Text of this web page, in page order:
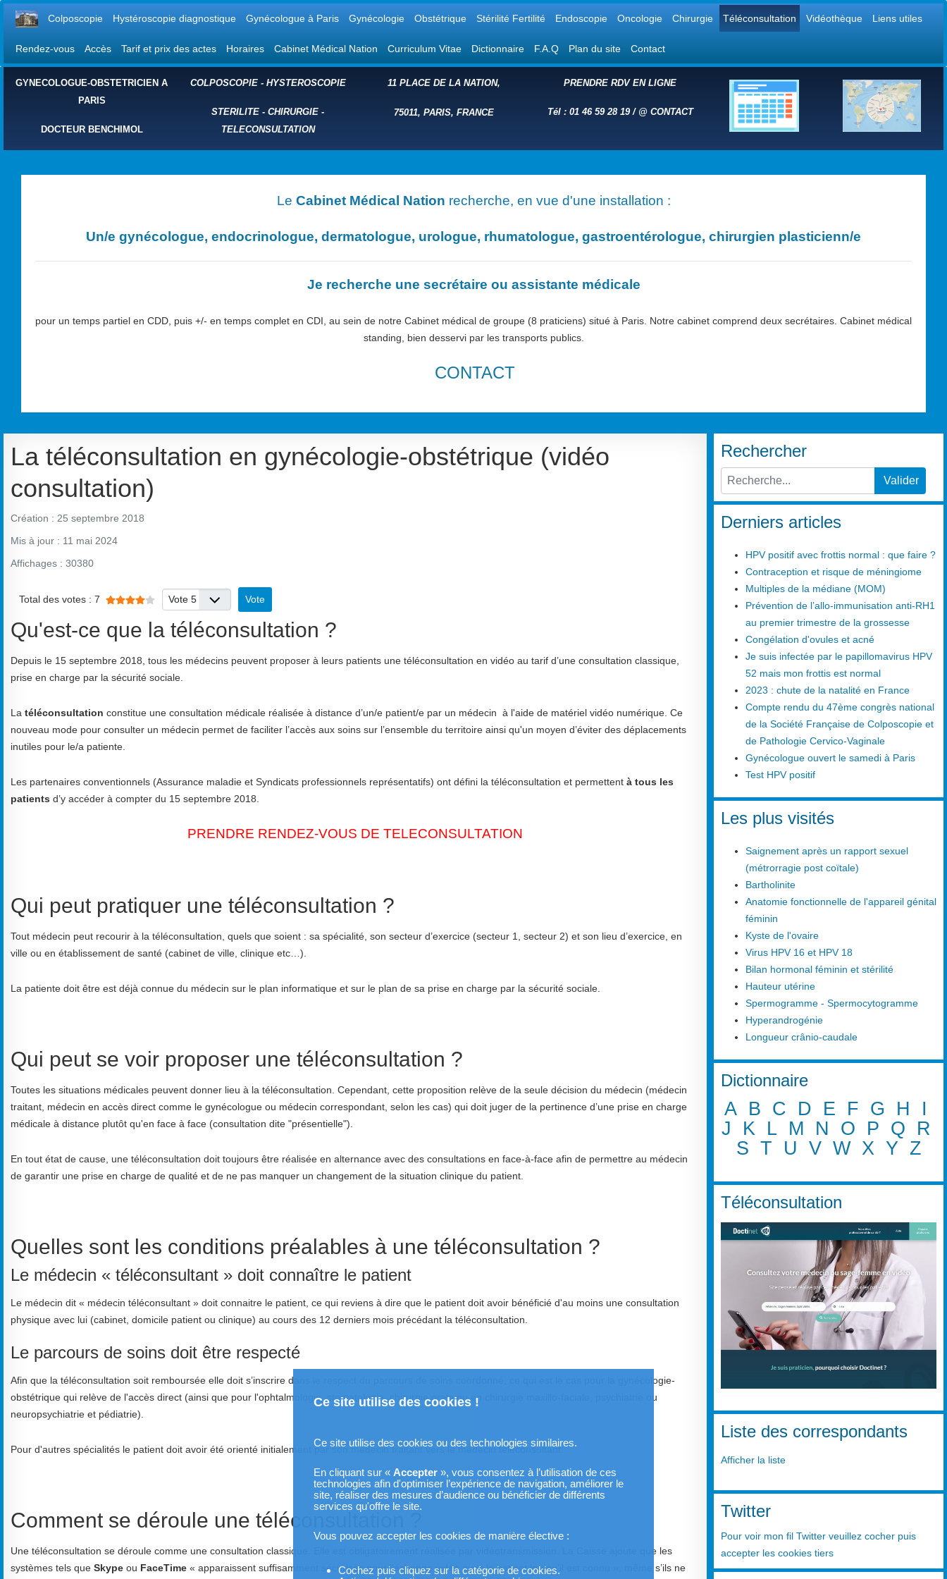
Ce site utilise des cookies !
Ce site utilise des cookies ou des technologies similaires.
En cliquant sur « Accepter», vous consentez à l’utilisation de ces
technologies afin d'optimiser l’expérience de navigation, améliorer le
site, réaliser des mesures d’audience ou bénéficier de différents
services qu'offre le site.
Vous pouvez accepter les cookies de manière élective :
Cochez puis cliquez sur la catégorie de cookies.
Colposcopie Hystéroscopie diagnostique Gynécologue à Paris Gynécologie Obstétrique Stérilité Fertilité Endoscopie Oncologie Chirurgie Téléconsultation Vidéothèque Liens utiles
Rendez-vous Accès Tarif et prix des actes Horaires Cabinet Médical Nation Curriculum Vitae Dictionnaire F.A.Q Plan du site Contact
GYNECOLOGUE-OBSTETRICIEN A
PARIS
DOCTEUR BENCHIMOL
COLPOSCOPIE- HYSTEROSCOPIE
STERILITE -CHIRURGIE -
TELECONSULTATION
11 PLACE DE LA NATION,
75011, PARIS, FRANCE
PRENDRE RDV EN LIGNE
Tél : 01 46 59 28 19 / @ CONTACT
Le Cabinet Médical Nation recherche, en vue d'une installation :
Un/e gynécologue, endocrinologue, dermatologue, urologue, rhumatologue, gastroentérologue, chirurgien plasticienn/e
Je recherche une secrétaire ou assistante médicale
pour un temps partiel en CDD, puis +/- en temps complet en CDI, au sein de notre Cabinet médical de groupe (8 praticiens) situé à Paris. Notre cabinet comprend deux secrétaires. Cabinet médical
standing, bien desservi par les transports publics.
CONTACT
La téléconsultation en gynécologie-obstétrique (vidéo
consultation)
Création : 25 septembre 2018
Mis à jour : 11 mai 2024
Affichages : 30380
Total des votes : 7
Veuillez voter
Qu'est-ce que la téléconsultation ?
Depuis le 15 septembre 2018, tous les médecins peuvent proposer à leurs patients une téléconsultation en vidéo au tarif d’une consultation classique,
prise en charge par la sécurité sociale.
La téléconsultation constitue une consultation médicale réalisée à distance d’un/e patient/e par un médecin à l'aide de matériel vidéo numérique. Ce
nouveau mode pour consulter un médecin permet de faciliter l’accès aux soins sur l’ensemble du territoire ainsi qu'un moyen d’éviter des déplacements
inutiles pour le/a patiente.
Les partenaires conventionnels (Assurance maladie et Syndicats professionnels représentatifs) ont défini la téléconsultation et permettent à tous les
patients d’y accéder à compter du 15 septembre 2018.
PRENDRE RENDEZ-VOUS DE TELECONSULTATION
Qui peut pratiquer une téléconsultation ?
Tout médecin peut recourir à la téléconsultation, quels que soient : sa spécialité, son secteur d’exercice (secteur 1, secteur 2) et son lieu d’exercice, en
ville ou en établissement de santé (cabinet de ville, clinique etc…).
La patiente doit être est déjà connue du médecin sur le plan informatique et sur le plan de sa prise en charge par la sécurité sociale.
Qui peut se voir proposer une téléconsultation ?
Toutes les situations médicales peuvent donner lieu à la téléconsultation. Cependant, cette proposition relève de la seule décision du médecin (médecin
traitant, médecin en accès direct comme le gynécologue ou médecin correspondant, selon les cas) qui doit juger de la pertinence d’une prise en charge
médicale à distance plutôt qu'en face à face (consultation dite "présentielle").
En tout état de cause, une téléconsultation doit toujours être réalisée en alternance avec des consultations en face-à-face afin de permettre au médecin
de garantir une prise en charge de qualité et de ne pas manquer un changement de la situation clinique du patient.
Quelles sont les conditions préalables à une téléconsultation ?
Le médecin « téléconsultant » doit connaître le patient
Le médecin dit « médecin téléconsultant » doit connaitre le patient, ce qui reviens à dire que le patient doit avoir bénéficié d'au moins une consultation
physique avec lui (cabinet, domicile patient ou clinique) au cours des 12 derniers mois précédant la téléconsultation.
Le parcours de soins doit être respecté
Afin que la téléconsultation soit remboursée elle doit s’inscrire dans le respect du parcours de soins coordonné, ce qui est le cas pour la gynécologie-
obstétrique qui relève de l'accès direct (ainsi que pour l'ophtalmologie, stomatologie, chirurgie orale ou en chirurgie maxillo-faciale, psychiatrie ou
neuropsychiatrie et pédiatrie).
Pour d'autres spécialités le patient doit avoir été orienté initialement par son médecin traitant vers le médecin téléconsultant.
Comment se déroule une téléconsultation ?
Une téléconsultation se déroule comme une consultation classique. Elle est obligatoirement réalisée par vidéotransmission. La Caisse ajoute que les
systèmes tels que Skype ou FaceTime « apparaissent suffisamment sécurisés pour l’échange vidéo avec le patient lorsqu’il est connu », même s’ils ne
Rechercher
Type 2 or more characters for results.
Valider
Derniers articles
HPV positif avec frottis normal : que faire ?
Contraception et risque de méningiome
Multiples de la médiane (MOM)
Prévention de l’allo-immunisation anti-RH1
au premier trimestre de la grossesse
Congélation d'ovules et acné
Je suis infectée par le papillomavirus HPV
52 mais mon frottis est normal
2023 : chute de la natalité en France
Compte rendu du 47ème congrès national
de la Société Française de Colposcopie et
de Pathologie Cervico-Vaginale
Gynécologue ouvert le samedi à Paris
Test HPV positif
Les plus visités
Saignement après un rapport sexuel
(métrorragie post coïtale)
Bartholinite
Anatomie fonctionnelle de l'appareil génital
féminin
Kyste de l'ovaire
Virus HPV 16 et HPV 18
Bilan hormonal féminin et stérilité
Hauteur utérine
Spermogramme - Spermocytogramme
Hyperandrogénie
Longueur crânio-caudale
Dictionnaire
A B C D E F G H
I
J
K L M N O P Q
R
S T U V W X Y Z
Téléconsultation
Liste des correspondants
Afficher la liste
Twitter
Pour voir mon fil Twitter veuillez cocher puis
accepter les cookies tiers